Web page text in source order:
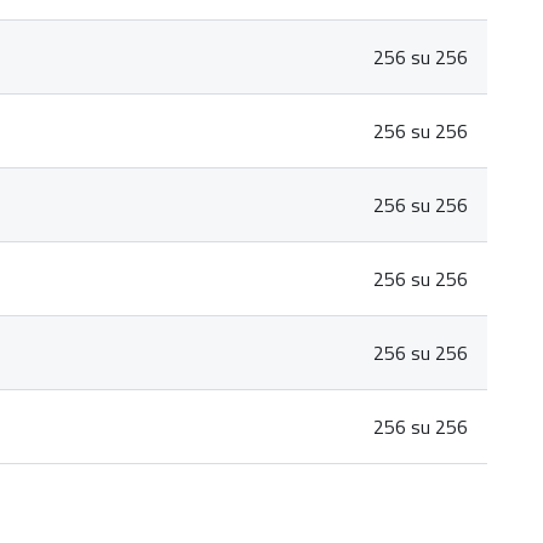
256 su 256
256 su 256
256 su 256
256 su 256
256 su 256
256 su 256